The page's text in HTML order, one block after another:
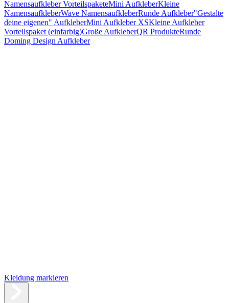
Namensaufkleber VorteilspaketeMini AufkleberKleine
NamensaufkleberWave NamensaufkleberRunde Aufkleber"Gestalte
deine eigenen" AufkleberMini Aufkleber XSKleine Aufkleber
Vorteilspaket (einfarbig)Große AufkleberQR ProdukteRunde
Doming Design Aufkleber
Kleidung markieren